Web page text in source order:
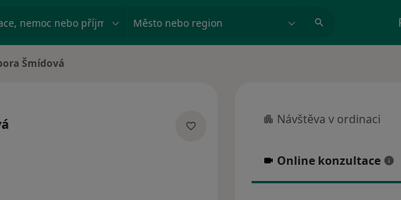
nemoc nebo příjmení Město nebo region
Šmídová
Návštěva v ordinaci
Návštěva v ordinaci
Online konzultace
Online konzultace